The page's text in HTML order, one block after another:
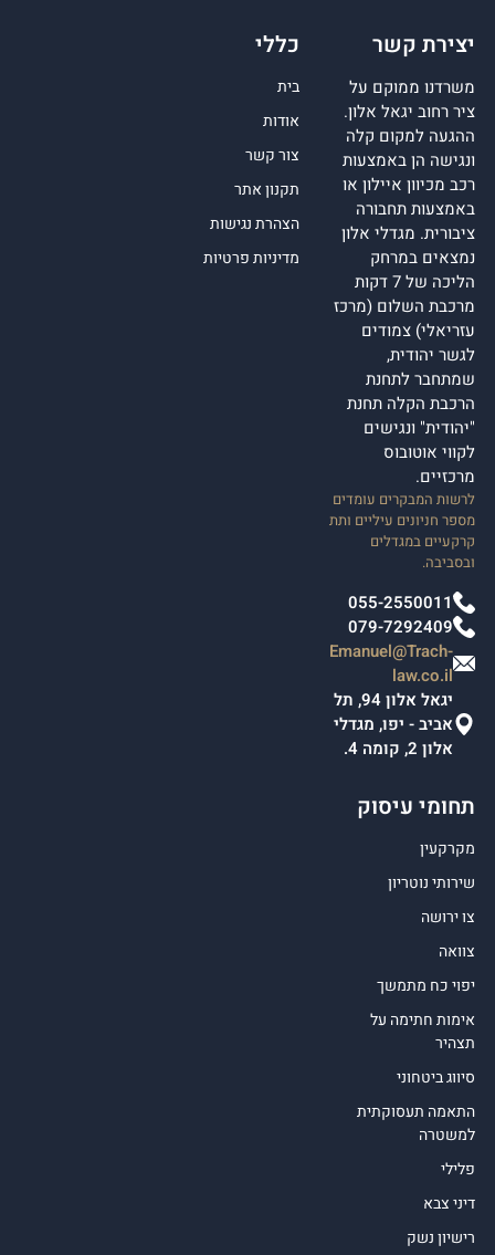
יצירת קשר
משרדנו ממוקם על
ציר רחוב יגאל אלון.
ההגעה למקום קלה
ונגישה הן באמצעות
רכב מכיוון איילון או
באמצעות תחבורה
ציבורית. מגדלי אלון
נמצאים במרחק
הליכה של 7 דקות
מרכבת השלום (מרכז
עזריאלי) צמודים
לגשר יהודית,
שמתחבר לתחנת
הרכבת הקלה תחנת
"יהודית" ונגישים
לקווי אוטובוס
מרכזיים.
לרשות המבקרים עומדים
מספר חניונים עיליים ותת
קרקעיים במגדלים
ובסביבה.
055-2550011
079-7292409
Emanuel@Trach-
law.co.il
יגאל אלון 94, תל
אביב - יפו, מגדלי
אלון 2, קומה 4.
כללי
בית
אודות
צור קשר
תקנון אתר
הצהרת נגישות
מדיניות פרטיות
תחומי עיסוק
מקרקעין
שירותי נוטריון
צו ירושה
צוואה
יפוי כח מתמשך
אימות חתימה על
תצהיר
סיווג ביטחוני
התאמה תעסוקתית
למשטרה
פלילי
דיני צבא
רישיון נשק